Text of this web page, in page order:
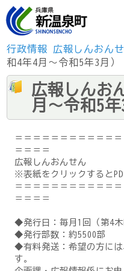
行政情報 広報しんおん
和4年4月～令和5年3月）
広報しんお
月～令和5年
＝＝＝＝＝＝＝＝＝＝＝
＝＝＝＝
広報しんおんせん
※表紙をクリックすると
＝＝＝＝＝＝＝＝＝＝＝
＝＝＝＝
◆発行日：毎月1回（第4木
◆発行部数：約5500部
◆有料発送：希望の方には
す。